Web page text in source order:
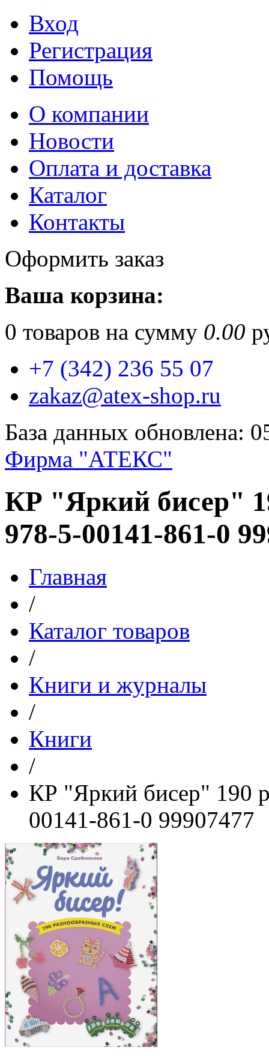
Вход
Регистрация
Помощь
О компании
Новости
Оплата и доставка
Каталог
Контакты
Оформить заказ
Ваша корзина:
0 товаров на сумму 0.00
+7 (342) 236 55 07
zakaz@atex-shop.ru
База данных обновлена:
Фирма "АТЕКС"
КР "Яркий бисер"
978-5-00141-861-0
Главная
/
Каталог товаров
/
Книги и журналы
/
Книги
/
КР "Яркий бисер" 190
00141-861-0 99907477